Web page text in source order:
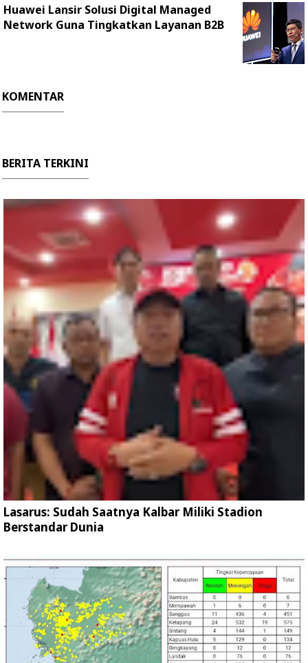
Huawei Lansir Solusi Digital Managed
Network Guna Tingkatkan Layanan B2B
KOMENTAR
BERITA TERKINI
Lasarus: Sudah Saatnya Kalbar Miliki Stadion
Berstandar Dunia